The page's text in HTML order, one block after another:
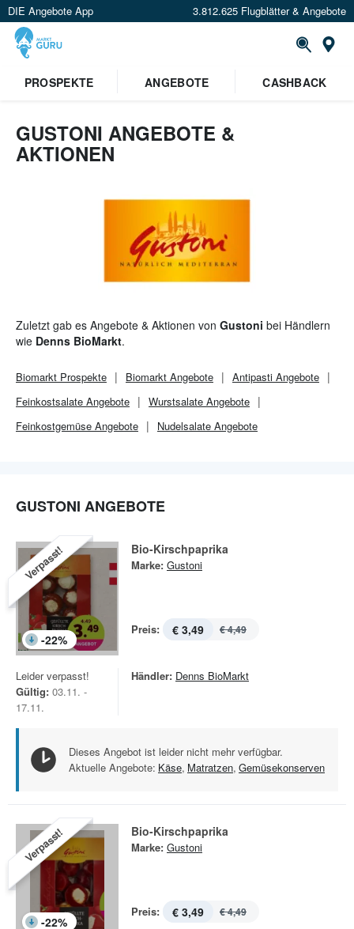
DIE Angebote App 3.812.625 Flugblätter & Angebote
PROSPEKTE ANGEBOTE CASHBACK
GUSTONI ANGEBOTE &
AKTIONEN
Zuletzt gab es Angebote & Aktionen von Gustoni bei Händlern
wie Denns BioMarkt.
Biomarkt Prospekte Biomarkt Angebote
Antipasti Angebote
Feinkostsalate Angebote
Wurstsalate Angebote
Feinkostgemüse Angebote
Nudelsalate Angebote
GUSTONI ANGEBOTE
Verpasst!
-22%
Bio-Kirschpaprika
Marke: Gustoni
Preis: € 3,49 € 4,49
Leider verpasst!
Gültig: 03.11. -
17.11.
Händler: Denns BioMarkt
Dieses Angebot ist leider nicht mehr verfügbar.
Aktuelle Angebote: Käse, Matratzen, Gemüsekonserven
Verpasst!
-22%
Bio-Kirschpaprika
Marke: Gustoni
Preis: € 3,49 € 4,49